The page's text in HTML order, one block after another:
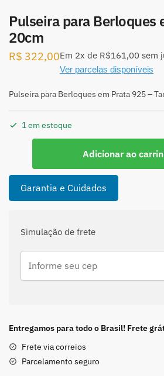
Pulseira para Berloques
20cm
R$ 322,00Em 2x de R$161,00 sem
Ver parcelas disponíveis
Pulseira para Berloques em Prata 925 –
1 em estoque
Berloques
Prata
Adicionar ao
Garantia e Cuidados
Simulação de frete
Entregamos para todo o Brasil! Frete
Frete via correios
Parcelamento seguro